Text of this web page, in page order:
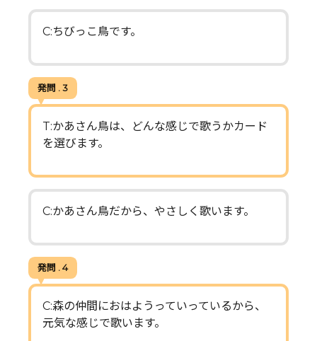
C:ちびっこ鳥です。
発問 . 3
T:かあさん鳥は、どんな感じで歌うかカード
を選びます。
C:かあさん鳥だから、やさしく歌います。
発問 . 4
C:森の仲間におはようっていっているから、
元気な感じで歌います。